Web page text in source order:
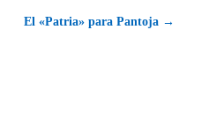
El «Patria» para Pantoja →